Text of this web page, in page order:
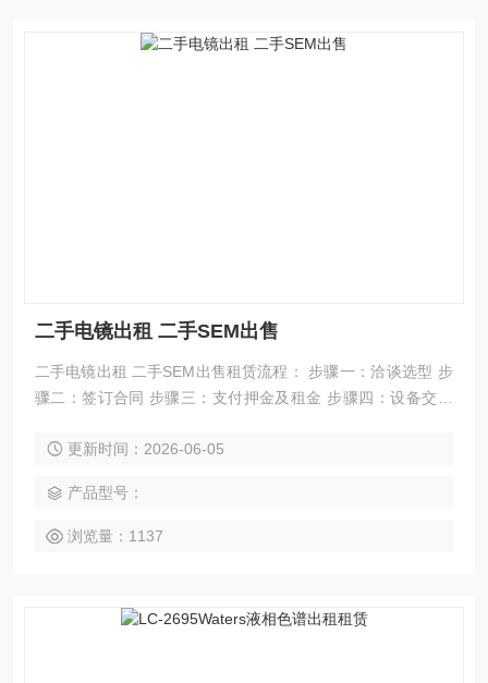
二手电镜出租 二手SEM出售
二手电镜出租 二手SEM出售租赁流程： 步骤一：洽谈选型 步
骤二：签订合同 步骤三：支付押金及租金 步骤四：设备交货
更新时间：2026-06-05
产品型号：
浏览量：1137